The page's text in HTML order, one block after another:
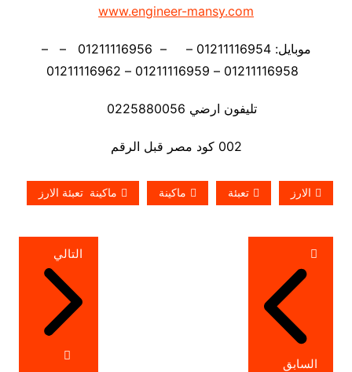
www.engineer-mansy.com
موبايل: 01211116954 – – 01211116956 – –
تليفون ارضي 0225880056
002 كود مصر قبل الرقم
الارز تعبئة ماكينة ماكينة تعبئة الارز
تصفّح
المقالات
السابق
التالي